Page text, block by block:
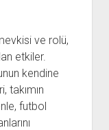
ve rolü,
etkiler.
kendine
takımın
futbol